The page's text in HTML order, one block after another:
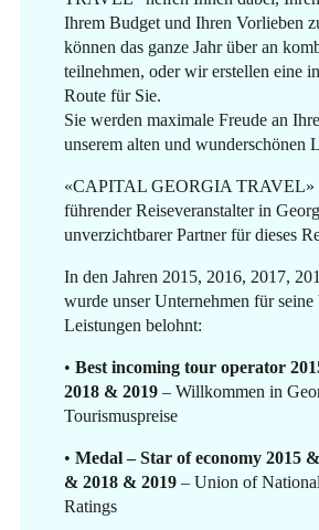
Ihrem Budget und Ihren Vorlieben
können das ganze Jahr über an
teilnehmen, oder wir erstellen eine
Route für Sie.
Sie werden maximale Freude an
unserem alten und wunderschönen
«CAPITAL GEORGIA TRAVEL»
führender Reiseveranstalter in
unverzichtbarer Partner für dieses
In den Jahren 2015, 2016, 2017,
wurde unser Unternehmen für seine
Leistungen belohnt:
• Best incoming tour operator
2018 & 2019 – Willkommen in
Tourismuspreise
• Medal – Star of economy 2015
& 2018 & 2019 – Union of
Ratings